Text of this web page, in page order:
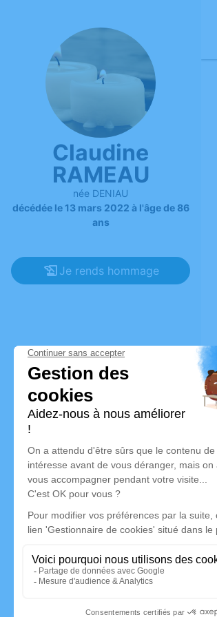
Claudine
RAMEAU
née DENIAU
décédée le 13 mars 2022 à l'âge de 86
ans
Je rends hommage